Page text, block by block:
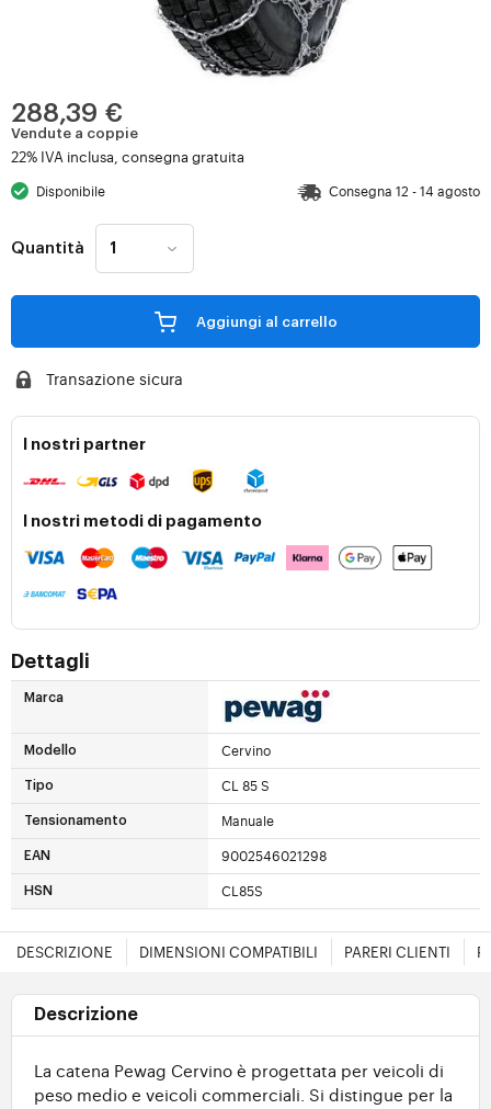
288,39 €
Vendute a coppie
22% IVA inclusa, consegna gratuita
Disponibile Consegna 12 - 14 agosto
Quantità
Aggiungi al carrello
Transazione sicura
I nostri partner
I nostri metodi di pagamento
Dettagli
Marca
Modello Cervino
Tipo CL 85 S
Tensionamento Manuale
EAN 9002546021298
HSN CL85S
DESCRIZIONE DIMENSIONI COMPATIBILI PARERI CLIENTI
Descrizione
La catena Pewag Cervino è progettata per veicoli di
peso medio e veicoli commerciali. Si distingue per la